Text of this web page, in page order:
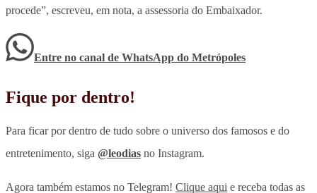
procede”, escreveu, em nota, a assessoria do Embaixador.
Entre no canal de WhatsApp do Metrópoles
Fique por dentro!
Para ficar por dentro de tudo sobre o universo dos famosos e do
entretenimento, siga @leodias no Instagram.
Agora também estamos no Telegram! Clique aqui e receba todas as